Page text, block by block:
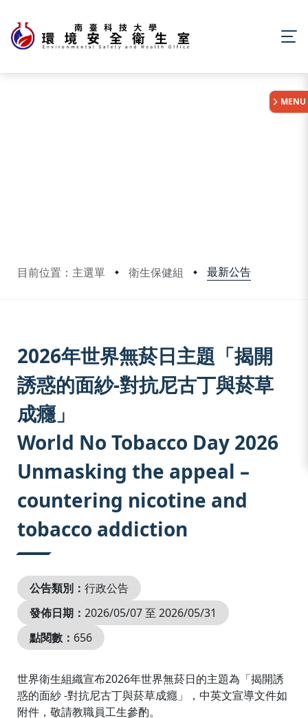
目前位置：主選單 衛生保健組 最新公告
MENU
2026年世界無菸日主題「揭開
誘惑的面紗-對抗尼古丁與菸草
成癮」
World No Tobacco Day 2026
Unmasking the appeal –
countering nicotine and
tobacco addiction
公告類別： 行政公告
發佈日期： 2026/05/07 至 2026/05/31
點閱數： 656
世界衛生組織宣布2026年世界無菸日的主題為「揭開誘
惑的面紗 -對抗尼古丁與菸草成癮」，中英文宣導文件如
附件，敬請教職員工生參酌。